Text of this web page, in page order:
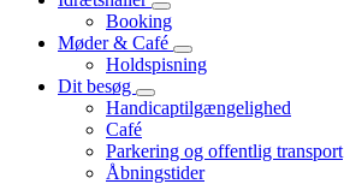
Booking
Møder & Café
Holdspisning
Dit besøg
Handicaptilgængelighed
Café
Parkering og offentlig transport
Åbningstider